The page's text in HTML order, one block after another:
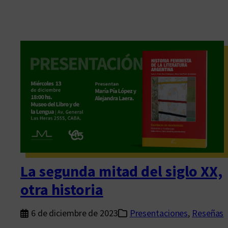
La segunda mitad del siglo XX,
otra historia
6 de diciembre de 2023 Presentaciones, Reseñas